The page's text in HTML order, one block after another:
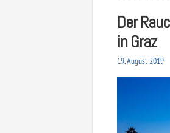
Der
in Graz
19. August 2019